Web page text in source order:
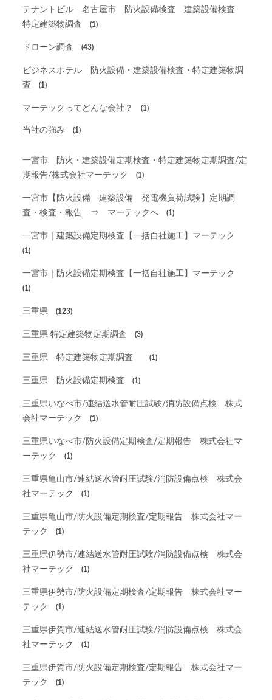
テナントビル 名古屋市 防火設備検査 建築設備検査
特定建築物調査
(1)
ドローン調査 (43)
ビジネスホテル 防火設備・建築設備検査・特定建築物調
査
(1)
マーテックってどんな会社？ (1)
当社の強み (1)
一宮市 防火・建築設備定期検査・特定建築物定期調査/定
期報告/株式会社マーテック
(1)
一宮市【防火設備 建築設備 発電機負荷試験】定期調
査・検査・報告 ⇒ マーテックへ
(1)
一宮市｜建築設備定期検査【一括自社施工】マーテック
(1)
一宮市｜防火設備定期検査【一括自社施工】マーテック
(1)
三重県 (123)
三重県 特定建築物定期調査 (3)
三重県 特定建築物定期調査 (1)
三重県 防火設備定期検査 (1)
三重県いなべ市/連結送水管耐圧試験/消防設備点検 株式
会社マーテック
(1)
三重県いなべ市/防火設備定期検査/定期報告 株式会社マ
ーテック
(1)
三重県亀山市/連結送水管耐圧試験/消防設備点検 株式会
社マーテック
(1)
三重県亀山市/防火設備定期検査/定期報告 株式会社マー
テック
(1)
三重県伊勢市/連結送水管耐圧試験/消防設備点検 株式会
社マーテック
(1)
三重県伊勢市/防火設備定期検査/定期報告 株式会社マー
テック
(1)
三重県伊賀市/連結送水管耐圧試験/消防設備点検 株式会
社マーテック
(1)
三重県伊賀市/防火設備定期検査/定期報告 株式会社マー
テック
(1)